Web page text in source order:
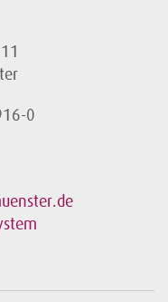
0